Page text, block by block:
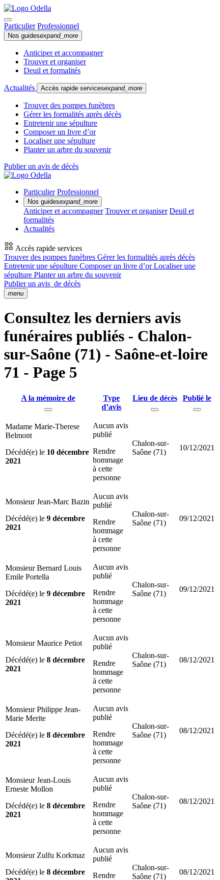
Particulier Professionnel
Nos guidesexpand_more
Anticiper et accompagner
Trouver et organiser
Deuil et formalités
Actualités Accès rapide servicesexpand_more
Trouver des pompes funèbres
Gérer les formalités après décès
Entretenir une sépulture
Composer un livre d’or
Localiser une sépulture
Planter un arbre du souvenir
Publier un avis de décès
Particulier Professionnel
Nos guidesexpand_more
Anticiper et accompagner Trouver et organiser Deuil et
formalités
Actualités
Accès rapide services
Trouver des pompes funèbres Gérer les formalités après décès
Entretenir une sépulture Composer un livre d’orLocaliser une
sépulture Planter un arbre du souvenir
Publier un avis de décès
menu
Consultez les derniers avis
funéraires publiés - Chalon-
sur-Saône (71) - Saône-et-loire
71 - Page 5
A la mémoire de
Type
d’avis
Lieu de décès Publié le
Madame Marie-Therese
Belmont
Décédé(e) le 10 décembre
2021
Aucun avis
publié
Rendre
hommage
à cette
personne
Chalon-sur-
Saône (71)
10/12/2021
Monsieur Jean-Marc Bazin
Décédé(e) le 9 décembre
2021
Aucun avis
publié
Rendre
hommage
à cette
personne
Chalon-sur-
Saône (71)
09/12/2021
Monsieur Bernard Louis
Emile Portella
Décédé(e) le 9 décembre
2021
Aucun avis
publié
Rendre
hommage
à cette
personne
Chalon-sur-
Saône (71)
09/12/2021
Monsieur Maurice Petiot
Décédé(e) le 8 décembre
2021
Aucun avis
publié
Rendre
hommage
à cette
personne
Chalon-sur-
Saône (71)
08/12/2021
Monsieur Philippe Jean-
Marie Merite
Décédé(e) le 8 décembre
2021
Aucun avis
publié
Rendre
hommage
à cette
personne
Chalon-sur-
Saône (71)
08/12/2021
Monsieur Jean-Louis
Erneste Mollon
Décédé(e) le 8 décembre
2021
Aucun avis
publié
Rendre
hommage
à cette
personne
Chalon-sur-
Saône (71)
08/12/2021
Monsieur Zulfu Korkmaz
Décédé(e) le 8 décembre
Aucun avis
publié
Rendre
Chalon-sur-
Saône (71)
08/12/2021